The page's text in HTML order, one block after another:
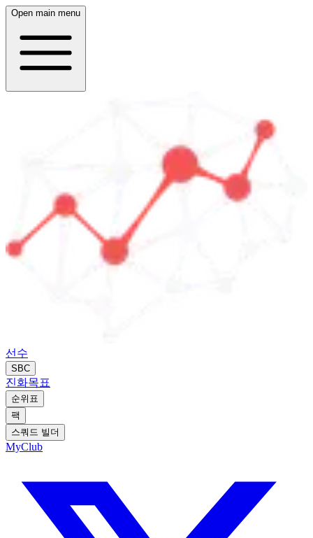
Open main menu
선수
SBC
진화목표
순위표
팩
스쿼드 빌더
MyClub